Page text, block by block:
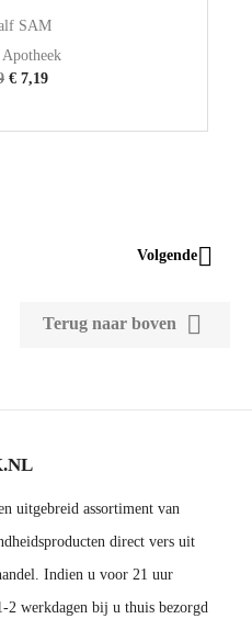
SAM
€ 7,19
Volgende
Terug naar boven 
uitgebreid assortiment van
direct vers uit
Indien u voor 21 uur
2 werkdagen bij u thuis bezorgd